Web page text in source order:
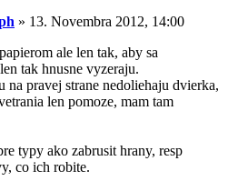
» 13. Novembra 2012, 14:00
ale len tak, aby sa
tak hnusne vyzeraju.
na pravej strane nedoliehaju dvierka,
len pomoze, mam tam
typy ako zabrusit hrany, resp
co ich robite.